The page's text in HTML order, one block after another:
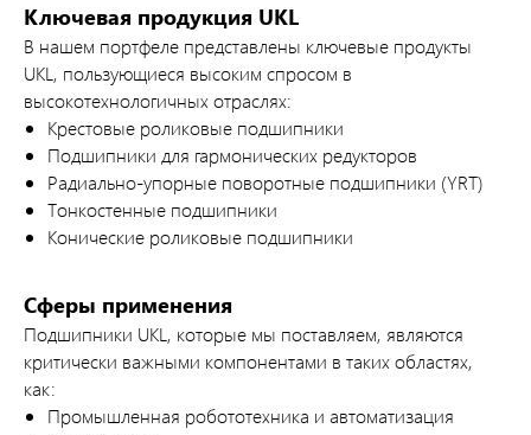
Ключевая продукция UKL
В нашем портфеле представлены ключевые продукты
UKL, пользующиеся высоким спросом в
высокотехнологичных отраслях:
Крестовые роликовые подшипники
Подшипники для гармонических редукторов
Радиально-упорные поворотные подшипники (YRT)
Тонкостенные подшипники
Конические роликовые подшипники
Сферы применения
Подшипники UKL, которые мы поставляем, являются
критически важными компонентами в таких областях,
как:
Промышленная робототехника и автоматизация